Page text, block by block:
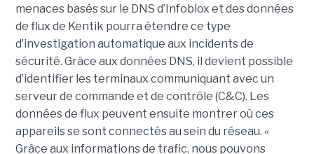
menaces basés sur le DNS d’Infoblox et des données
de flux de Kentik pourra étendre ce type
d’investigation automatique aux incidents de
sécurité. Grâce aux données DNS, il devient possible
d’identifier les terminaux communiquant avec un
serveur de commande et de contrôle (C&C). Les
données de flux peuvent ensuite montrer où ces
appareils se sont connectés au sein du réseau. «
Grâce aux informations de trafic, nous pouvons